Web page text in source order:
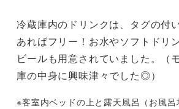
冷蔵庫内のドリンクは、タグの付
あればフリー！お水やソフトドリ
ビールも用意されていました。（
庫の中身に興味津々でした◎）
※客室内ベッドの上と露天風呂（お風